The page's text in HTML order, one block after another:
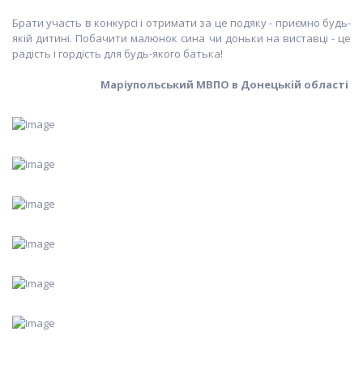
Брати участь в конкурсі і отримати за це подяку - приємно будь-
якій дитині. Побачити малюнок сина чи доньки на виставці - це
радість і гордість для будь-якого батька!
Маріупольський МВПО в Донецькій області